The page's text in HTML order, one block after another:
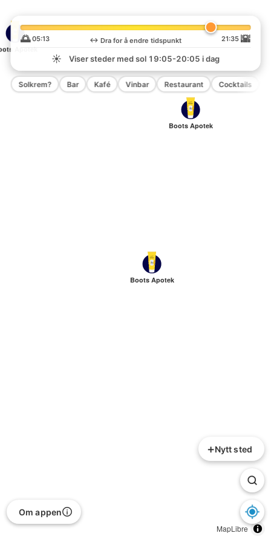
Boots Apotek
Boots Apotek
Apotek
MapLibre
+Nytt sted
🌅 05:13 ↔️ Dra for å endre tidspunkt 21:35 🌇
☀️
Viser steder med sol 19:05-20:05 i dag
Solkrem? Bar Kafé Vinbar Restaurant Cocktails
Om appen